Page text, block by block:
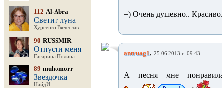
112 Al-Abra
Светит луна
Хурсенко Вячеслав
90 RUSSMIR
Отпусти меня
Гагарина Полина
89 muhomorr
Звездочка
НайдИ
=) Очень душевно..
antruag1, 25.06.2013 г. 09:43
А песня мне